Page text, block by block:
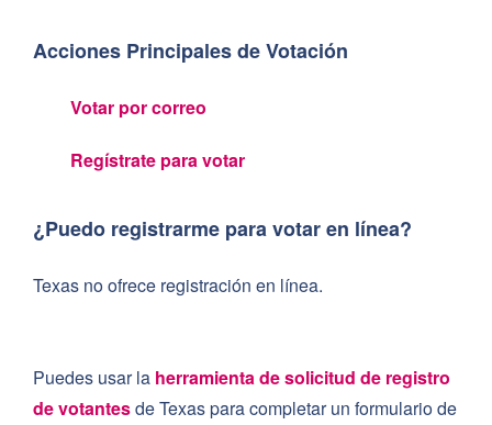
Acciones Principales de Votación
Votar por correo
Regístrate para votar
¿Puedo registrarme para votar en línea?
Texas no ofrece registración en línea.
Puedes usar la herramienta de solicitud de registro
de votantesde Texas para completar un formulario de